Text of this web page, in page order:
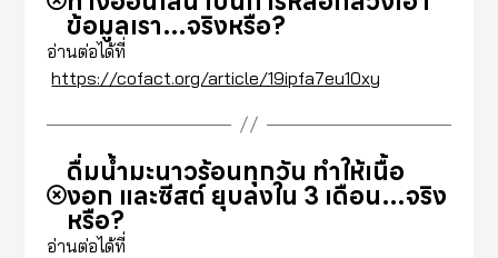
ข้อมูลเรา…จริงหรือ?
อ่านต่อได้ที่
https://cofact.org/article/19ipfa7eu10xy
ดื่มน้ำมะนาวร้อนทุกวัน ทำให้เนื้อ
งอก และซีสต์ ยุบลงใน 3 เดือน…จริง
หรือ?
อ่านต่อได้ที่